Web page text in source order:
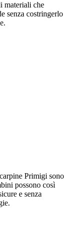
materiali che
senza costringerlo
Primigi sono
possono così
e senza